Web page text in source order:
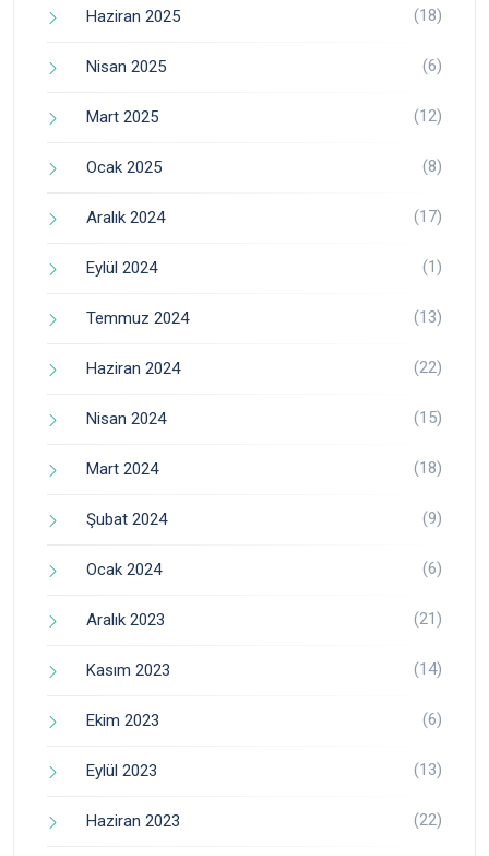
Haziran 2025 (18)
Nisan 2025 (6)
Mart 2025 (12)
Ocak 2025 (8)
Aralık 2024 (17)
Eylül 2024 (1)
Temmuz 2024 (13)
Haziran 2024 (22)
Nisan 2024 (15)
Mart 2024 (18)
Şubat 2024 (9)
Ocak 2024 (6)
Aralık 2023 (21)
Kasım 2023 (14)
Ekim 2023 (6)
Eylül 2023 (13)
Haziran 2023 (22)